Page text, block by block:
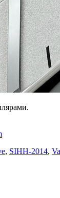
, SIHH-2014,